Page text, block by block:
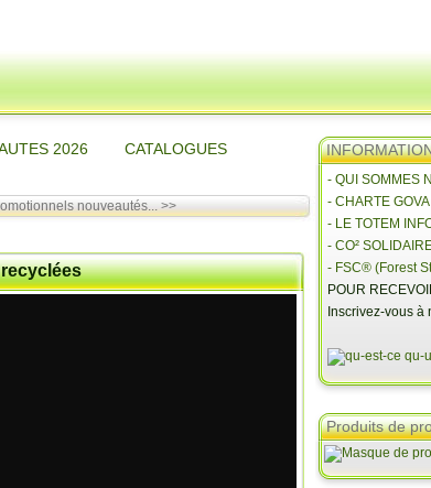
2026 CATALOGUES
nouveautés... >>
- QUI SOMMES
- CHARTE
- LE TOTEM
- CO²
- FSC® (Forest
POUR
Inscrivez-vous
Produits de